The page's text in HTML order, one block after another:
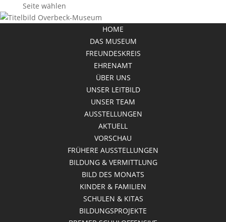
Seite wählen
HOME
DAS MUSEUM
FREUNDESKREIS
EHRENAMT
ÜBER UNS
UNSER LEITBILD
UNSER TEAM
AUSSTELLUNGEN
AKTUELL
VORSCHAU
FRÜHERE AUSSTELLUNGEN
BILDUNG & VERMITTLUNG
BILD DES MONATS
KINDER & FAMILIEN
SCHULEN & KITAS
BILDUNGSPROJEKTE
VERANSTALTUNGEN FÜR 1.
Veranstaltungen Suche und
Ansichten, Navigation